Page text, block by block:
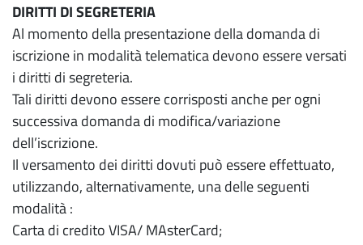
DIRITTI DI SEGRETERIA
Al momento della presentazione della domanda di
iscrizione in modalità telematica devono essere versati
i diritti di segreteria.
Tali diritti devono essere corrisposti anche per ogni
successiva domanda di modifica/variazione
dell’iscrizione.
Il versamento dei diritti dovuti può essere effettuato,
utilizzando, alternativamente, una delle seguenti
modalità :
Carta di credito VISA/ MAsterCard;